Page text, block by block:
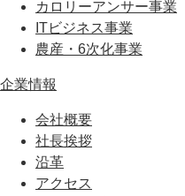
カロリーアンサー事業
ITビジネス事業
農産・6次化事業
企業情報
会社概要
社長挨拶
沿革
アクセス